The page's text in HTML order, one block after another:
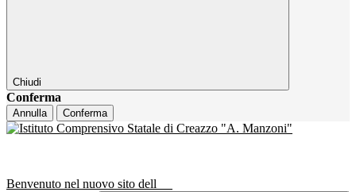
Chiudi
Conferma
Annulla Conferma
Benvenuto nel nuovo sito dell